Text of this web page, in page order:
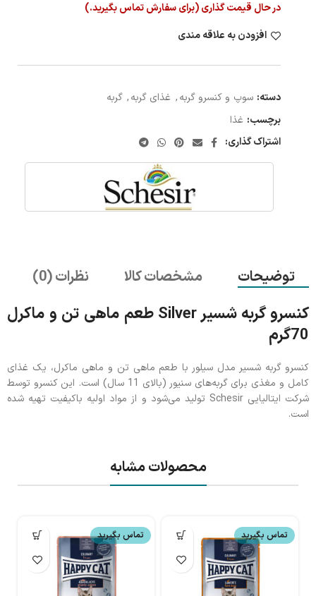
در حال قیمت گذاری (برای سفارش تماس بگیرید.)
افزودن به علاقه مندی
دسته: سوپ و کنسرو گربه, غذای گربه, گربه
برچسب: غذا
اشتراک گذاری:
توضیحات مشخصات کالا نظرات (0)
کنسرو گربه شسیر Silver طعم ماهی تن و ماکرل
70گرم
کنسرو گربه شسیر مدل سیلور با طعم ماهی تن و ماهی ماکرل، یک غذای
کامل و مغذی برای گربه‌های سنیور (بالای 11 سال) است. این کنسرو توسط
شرکت ایتالیایی Schesir تولید می‌شود و از مواد اولیه باکیفیت تهیه شده
است.
محصولات مشابه
تماس بگیرید تماس بگیرید